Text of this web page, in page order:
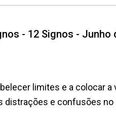
- 12 Signos - Junho
limites e a colocar a
distrações e confusões no